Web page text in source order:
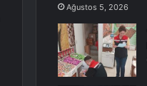
Ağustos 5, 2026